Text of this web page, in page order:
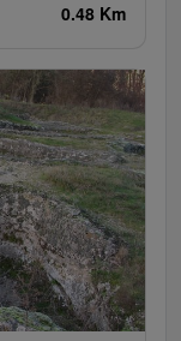
0.48 Km